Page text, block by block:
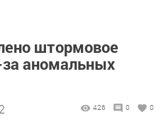
аномальных